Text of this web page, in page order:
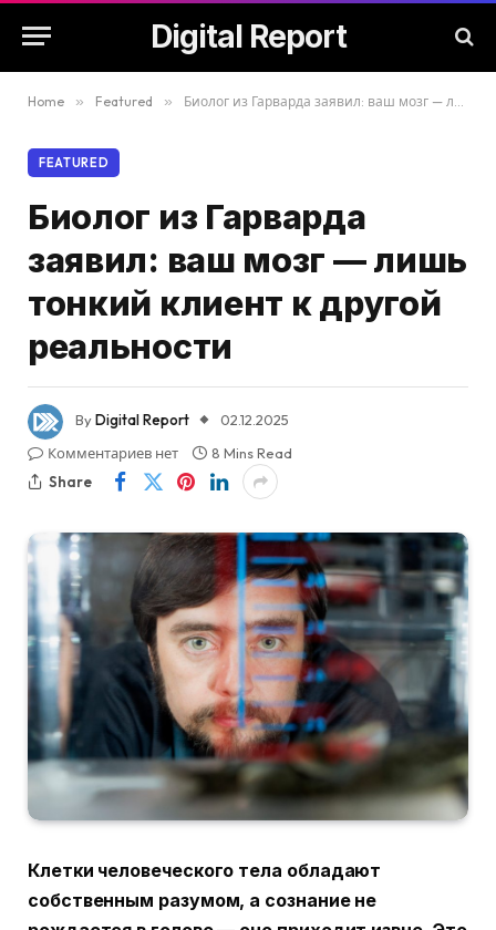
Digital Report
Home » Featured » Биолог из Гарварда заявил: ваш мозг — лишь тонкий клиент к другой реальности
FEATURED
Биолог из Гарварда
заявил: ваш мозг — лишь
тонкий клиент к другой
реальности
ByDigital Report
02.12.2025
Комментариев нет
8 Mins Read
Share
Клетки человеческого тела обладают
собственным разумом, а сознание не